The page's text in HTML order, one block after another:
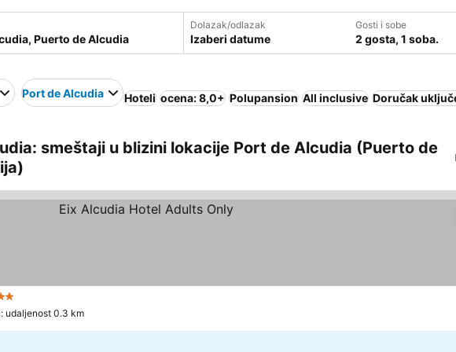
Dolazak/odlazak
Izaberi datume
Gosti i sobe
2 gosta, 1 soba.
Port de Alcudia Hoteli ocena: 8,0+ Polupansion All inclusive Doručak
smeštaji u blizini lokacije Port de Alcudia (Puerto de
udaljenost 0.3 km